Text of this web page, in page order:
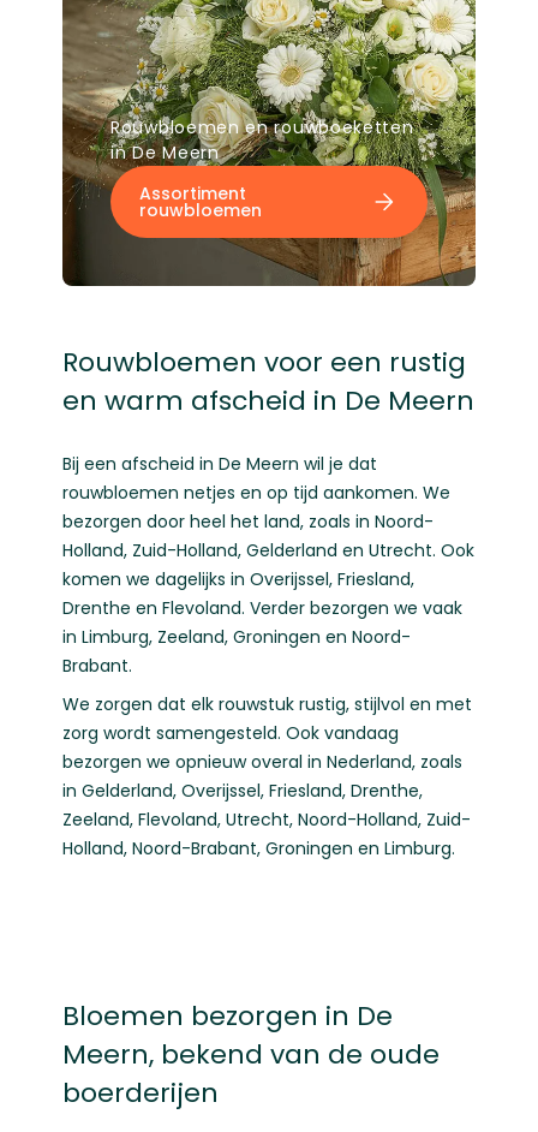
Rouwbloemen en rouwboeketten
in De Meern
Assortiment
rouwbloemen
Rouwbloemen voor een rustig
en warm afscheid in De Meern
Bij een afscheid in De Meern wil je dat
rouwbloemen netjes en op tijd aankomen. We
bezorgen door heel het land, zoals in Noord-
Holland, Zuid-Holland, Gelderland en Utrecht. Ook
komen we dagelijks in Overijssel, Friesland,
Drenthe en Flevoland. Verder bezorgen we vaak
in Limburg, Zeeland, Groningen en Noord-
Brabant.
We zorgen dat elk rouwstuk rustig, stijlvol en met
zorg wordt samengesteld. Ook vandaag
bezorgen we opnieuw overal in Nederland, zoals
in Gelderland, Overijssel, Friesland, Drenthe,
Zeeland, Flevoland, Utrecht, Noord-Holland, Zuid-
Holland, Noord-Brabant, Groningen en Limburg.
Bloemen bezorgen in De
Meern, bekend van de oude
boerderijen